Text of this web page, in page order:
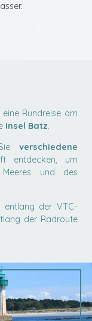
Rundreise am
Insel Batz.
verschiedene
entdecken, um
und des
entlang der VTC-
der Radroute